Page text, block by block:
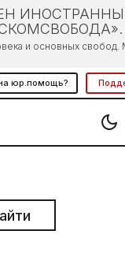
и основных
юр.помощь?